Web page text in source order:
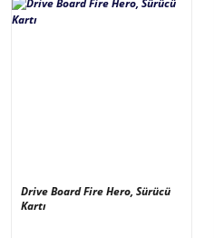
Drive Board Fire Hero, Sürücü
Kartı